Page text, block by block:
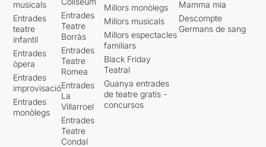
musicals
Entrades
teatre
infantil
Entrades
òpera
Entrades
improvisació
Entrades
monòlegs
Entrades
Teatre
Borràs
Entrades
Teatre
Romea
Entrades
La
Villarroel
Entrades
Teatre
Condal
Millors monòlegs
Millors musicals
Millors espectacles
familiars
Black Friday
Teatral
Guanya entrades
de teatre gratis -
concursos
Mamma mia
Descompte
Germans de sang